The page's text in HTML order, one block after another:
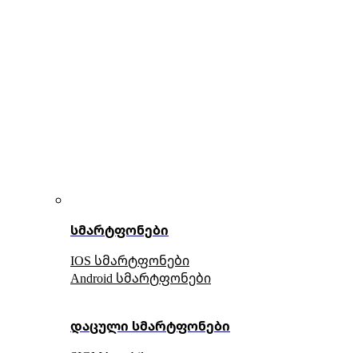
სმარტფონები
IOS სმარტფონები
Android სმარტფონები
დაცული სმარტფონები